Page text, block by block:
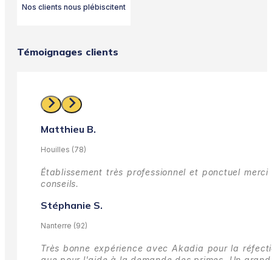
Nos clients nous plébiscitent
Témoignages clients
Matthieu B.
Houilles (78)
Établissement très professionnel et ponctuel
conseils.
Stéphanie S.
Nanterre (92)
Très bonne expérience avec Akadia pour la